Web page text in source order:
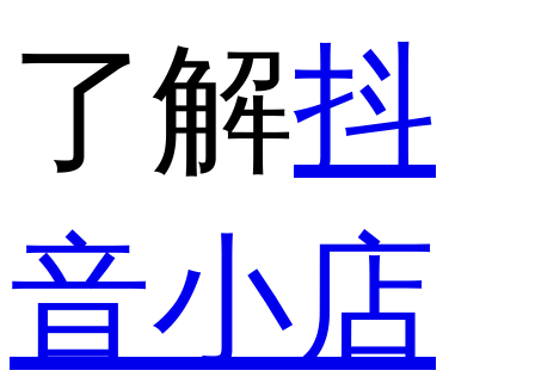
了解抖
音小店